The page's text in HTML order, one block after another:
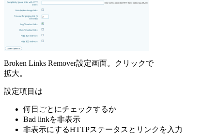
Broken Links Remover設定画面。クリックで
拡大。
設定項目は
何日ごとにチェックするか
Bad linkを非表示
非表示にするHTTPステータスとリンクを入力